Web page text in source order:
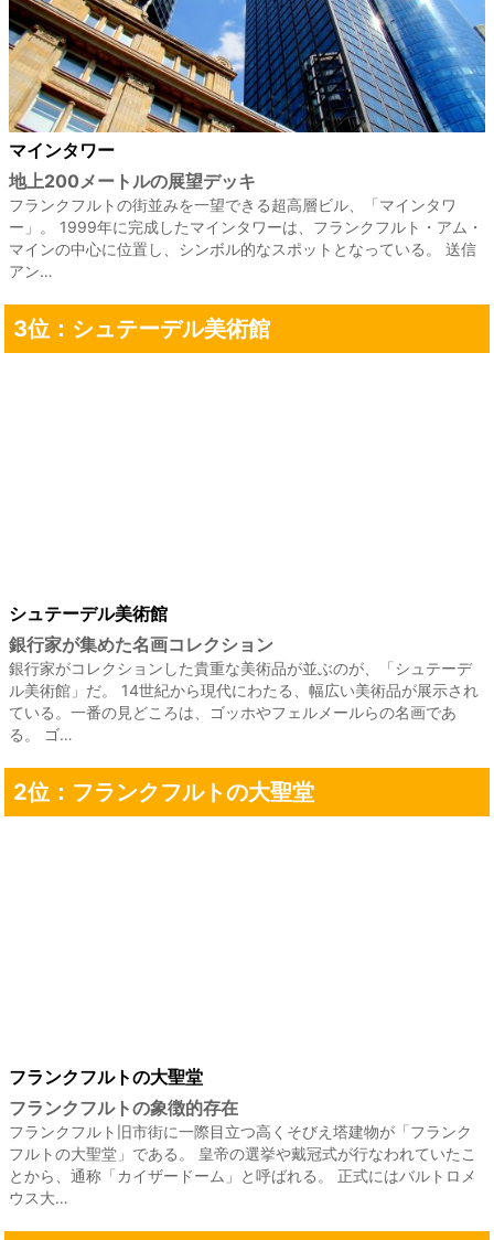
マインタワー
地上200メートルの展望デッキ
フランクフルトの街並みを一望できる超高層ビル、「マインタワ
ー」。 1999年に完成したマインタワーは、フランクフルト・アム・
マインの中心に位置し、シンボル的なスポットとなっている。 送信
アン…
3位：シュテーデル美術館
シュテーデル美術館
銀行家が集めた名画コレクション
銀行家がコレクションした貴重な美術品が並ぶのが、「シュテーデ
ル美術館」だ。 14世紀から現代にわたる、幅広い美術品が展示され
ている。一番の見どころは、ゴッホやフェルメールらの名画であ
る。 ゴ…
2位：フランクフルトの大聖堂
フランクフルトの大聖堂
フランクフルトの象徴的存在
フランクフルト旧市街に一際目立つ高くそびえ塔建物が「フランク
フルトの大聖堂」である。 皇帝の選挙や戴冠式が行なわれていたこ
とから、通称「カイザードーム」と呼ばれる。 正式にはバルトロメ
ウス大…